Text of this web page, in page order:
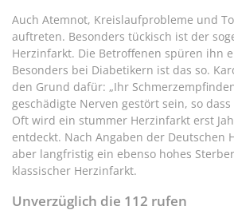
Auch Atemnot, Kreislaufprobleme und
auftreten. Besonders tückisch ist der
Herzinfarkt. Die Betroffenen spüren ihn
Besonders bei Diabetikern ist das so.
den Grund dafür: „Ihr
geschädigte Nerven gestört sein, so
Oft wird ein stummer Herzinfarkt erst
entdeckt. Nach Angaben der Deutschen
aber langfristig ein ebenso hohes
klassischer Herzinfarkt.
Unverzüglich die 112 rufen